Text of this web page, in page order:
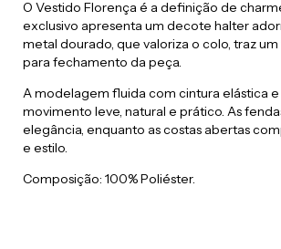
O Vestido Florença é a definição de
exclusivo apresenta um decote halter
metal dourado, que valoriza o colo, traz
para fechamento da peça.
A modelagem fluida com cintura elástica
movimento leve, natural e prático. As
elegância, enquanto as costas abertas
e estilo.
Composição: 100% Poliéster.